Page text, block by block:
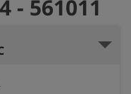
- 561011